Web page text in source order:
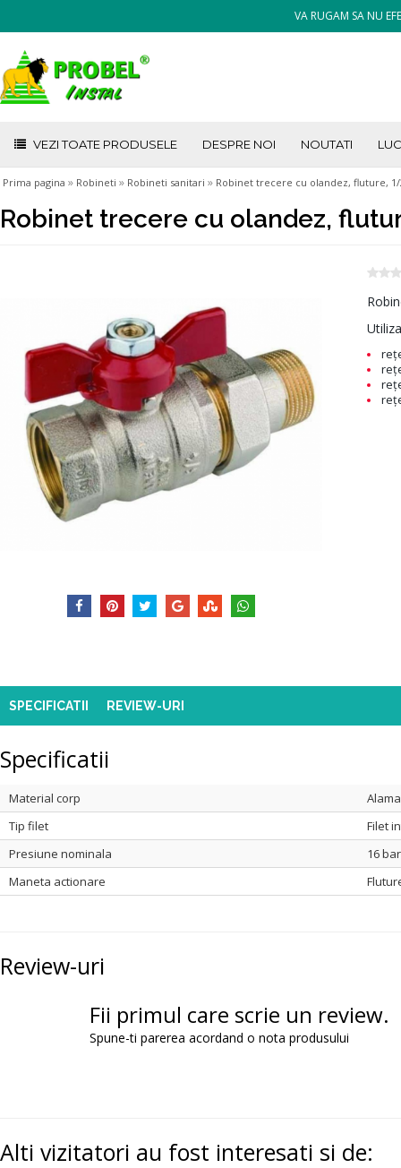
VA RUGAM SA NU
VEZI TOATE PRODUSELE DESPRE NOI NOUTATI
Prima pagina » Robineti » Robineti sanitari » Robinet trecere cu olandez, fluture,
Robinet trecere cu olandez,
SPECIFICATII REVIEW-URI
Specificatii
Material corp
Tip filet
Filet
Presiune nominala
16
Maneta actionare
Review-uri
Fii primul care scrie un review.
Spune-ti parerea acordand o nota produsului
Alti vizitatori au fost interesati si de: